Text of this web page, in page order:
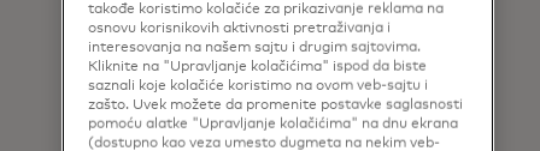
pomoći da dodatno unaprijedimo
naša rješenja. Zajedno možemo
ubrzati napredak ka zaista
inkluzivnoj digitalnoj ekonomiji.
takođe koristimo kolačiće za prikazivanje reklama na
osnovu korisnikovih aktivnosti pretraživanja i
interesovanja na našem sajtu i drugim sajtovima.
Kliknite na "Upravljanje kolačićima" ispod da biste
saznali koje kolačiće koristimo na ovom veb-sajtu i
zašto. Uvek možete da promenite postavke saglasnosti
pomoću alatke "Upravljanje kolačićima" na dnu ekrana
(dostupno kao veza umesto dugmeta na nekim veb-